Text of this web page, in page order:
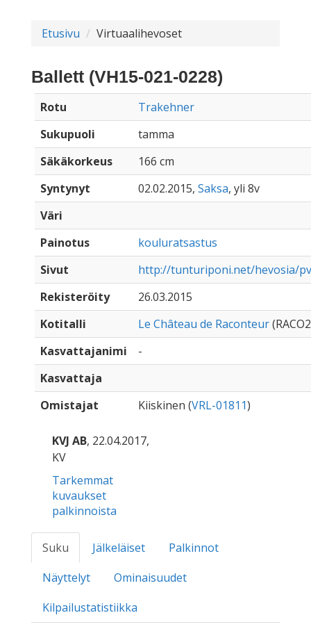
Etusivu Virtuaalihevoset
Ballett (VH15-021-0228)
Rotu
Trakehner
Sukupuoli
tamma
Säkäkorkeus
166 cm
Syntynyt
02.02.2015, Saksa, yli 8v
Väri
Painotus
kouluratsastus
Sivut
http://tunturiponi.net/hevosia/
Rekisteröity
26.03.2015
Kotitalli
Le Château de Raconteur
Kasvattajanimi
-
Kasvattaja
Omistajat
Kiiskinen (VRL-01811)
KVJ AB, 22.04.2017,
KV
Tarkemmat
kuvaukset
palkinnoista
Suku Jälkeläiset
Palkinnot
Näyttelyt
Ominaisuudet
Kilpailustatistiikka